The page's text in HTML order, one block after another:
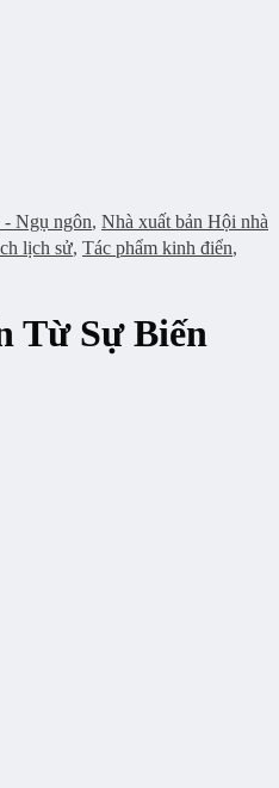
Ngụ ngôn, Nhà xuất bản Hội nhà
lịch sử, Tác phẩm kinh điển,
Từ Sự Biến